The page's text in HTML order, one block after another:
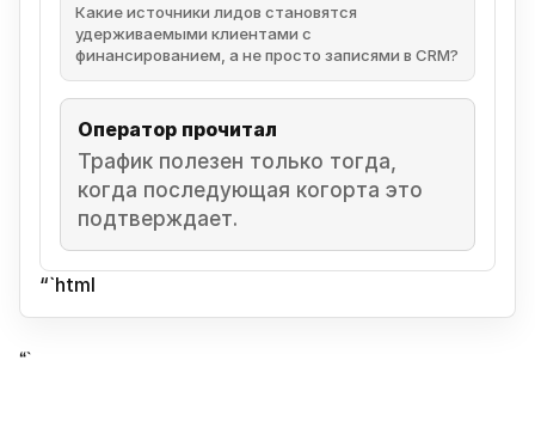
Какие источники лидов становятся
удерживаемыми клиентами с
финансированием, а не просто записями в CRM?
Оператор прочитал
Трафик полезен только тогда,
когда последующая когорта это
подтверждает.
“`html
“`